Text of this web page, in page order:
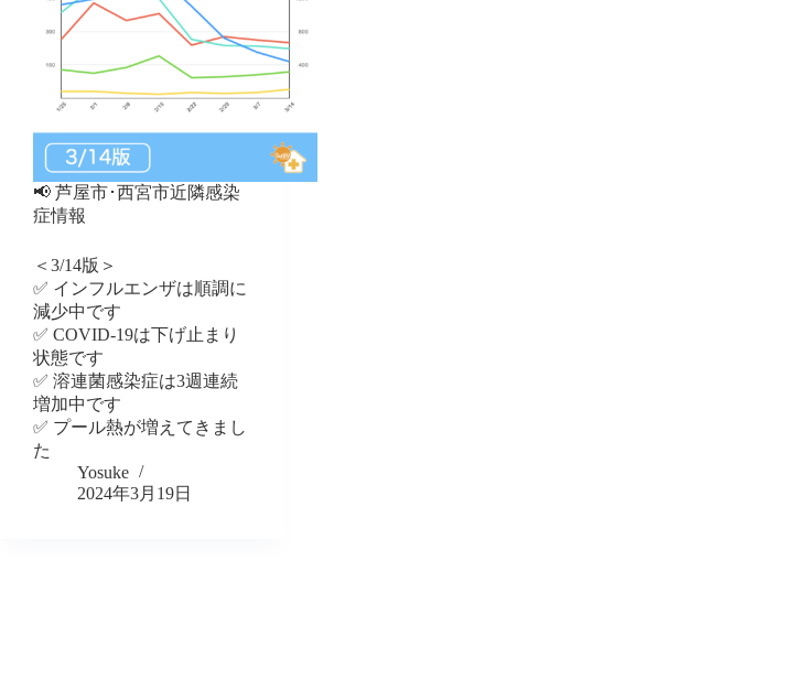
📢 芦屋市･西宮市近隣感染
症情報
＜3/14版＞
✅ インフルエンザは順調に
減少中です
✅ COVID-19は下げ止まり
状態です
✅ 溶連菌感染症は3週連続
増加中です
✅ プール熱が増えてきまし
た
Yosuke
2024年3月19日